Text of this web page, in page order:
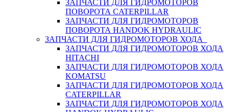
ЗАПЧАСТИ ДЛЯ ГИДРОМОТОРОВ
ПОВОРОТА CATERPILLAR
ЗАПЧАСТИ ДЛЯ ГИДРОМОТОРОВ
ПОВОРОТА HANDOK HYDRAULIC
ЗАПЧАСТИ ДЛЯ ГИДРОМОТОРОВ ХОДА
ЗАПЧАСТИ ДЛЯ ГИДРОМОТОРОВ ХОДА
HITACHI
ЗАПЧАСТИ ДЛЯ ГИДРОМОТОРОВ ХОДА
KOMATSU
ЗАПЧАСТИ ДЛЯ ГИДРОМОТОРОВ ХОДА
CATERPILLAR
ЗАПЧАСТИ ДЛЯ ГИДРОМОТОРОВ ХОДА